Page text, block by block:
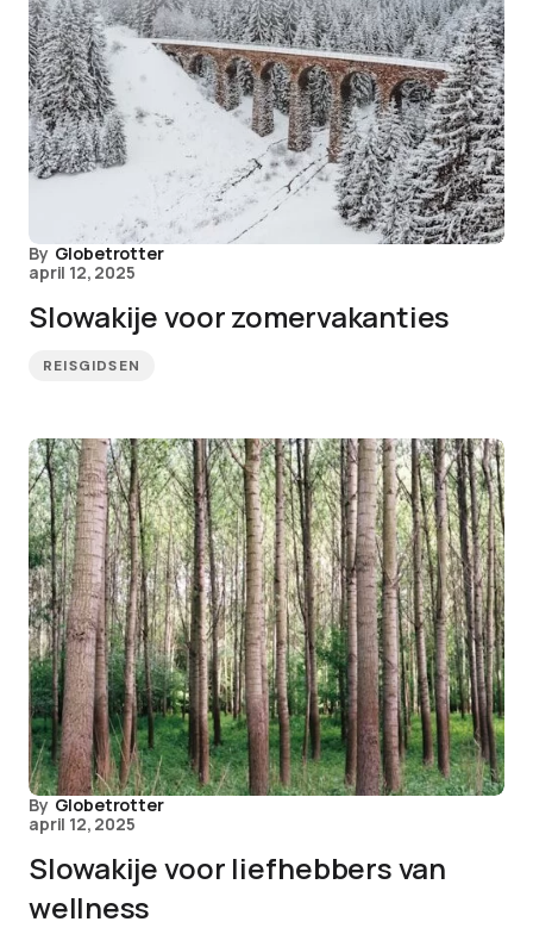
By Globetrotter
april 12, 2025
Slowakije voor zomervakanties
REISGIDSEN
By Globetrotter
april 12, 2025
Slowakije voor liefhebbers van
wellness